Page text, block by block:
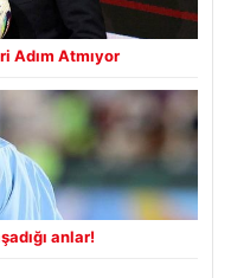
Adım Atmıyor
anlar!